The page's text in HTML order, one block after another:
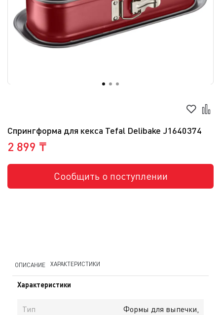
Спрингформа для кекса Tefal Delibake J1640374
2 899 ₸
Сообщить о поступлении
ОПИСАНИЕ ХАРАКТЕРИСТИКИ
Характеристики
Тип
Формы для выпечки,